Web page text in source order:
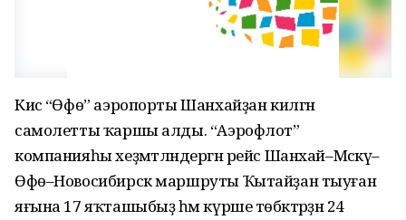
Кисә “Өфө” аэропорты Шанхайҙан килгән
самолетты ҡаршы алды. “Аэрофлот”
компанияһы хеҙмәтләндергән рейс Шанхай–Мәскәү–
Өфө–Новосибирск маршруты Ҡытайҙан тыуған
яғына 17 яҡташыбыҙ һәм күрше төбәктәрҙән 24